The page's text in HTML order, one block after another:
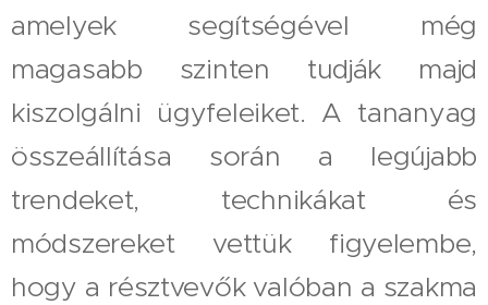
amelyek segítségével még
magasabb szinten tudják majd
kiszolgálni ügyfeleiket. A tananyag
összeállítása során a legújabb
trendeket, technikákat és
módszereket vettük figyelembe,
hogy a résztvevők valóban a szakma